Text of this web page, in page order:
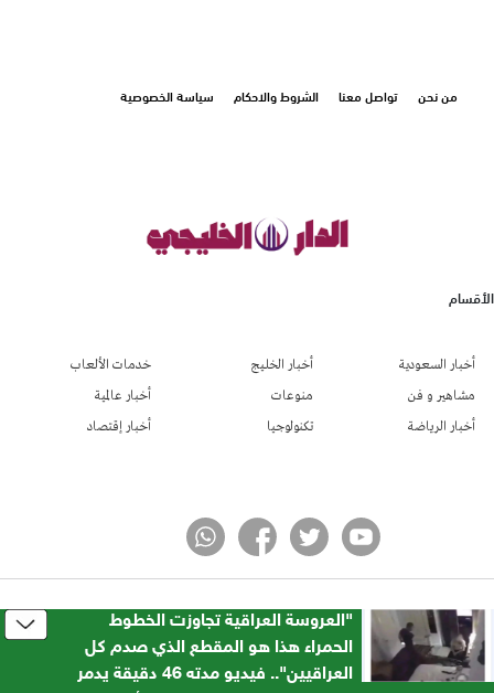
​"العروسة العراقية تجاوزت الخطوط
الحمراء هذا هو المقطع الذي صدم كل
العراقيين".. فيديو مدته 46 دقيقة يدمر
من نحن تواصل معنا الشروط والاحكام سياسة الخصوصية
الأقسام
أخبار السعودية
مشاهير و فن
أخبار الرياضة
أخبار الخليج
منوعات
تكنولوجيا
خدمات الألعاب
أخبار عالمية
أخبار إقتصاد
جميع الحقوق محفوظة لموقع الدار الخليجي© 2024
تطوير شركة واي أر سايت